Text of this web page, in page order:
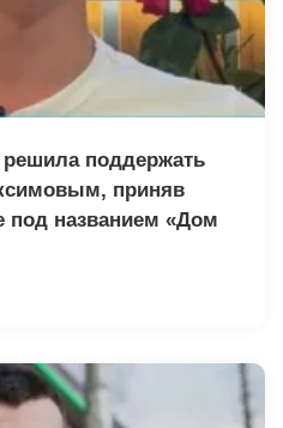
решила поддержать
приняв
под названием «Дом